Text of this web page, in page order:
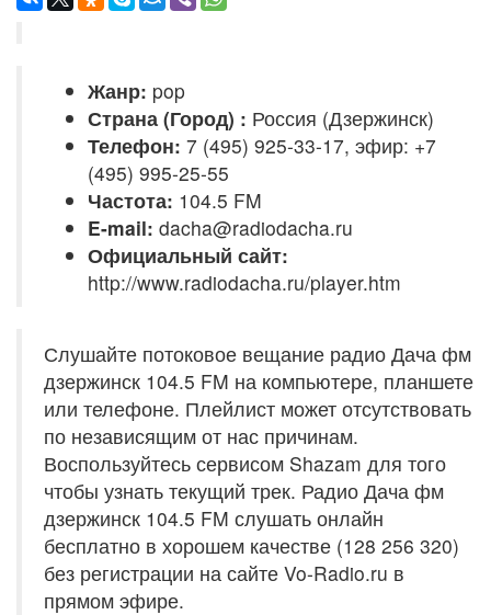
Жанр: pop
Страна (Город) : Россия (Дзержинск)
Телефон: 7 (495) 925-33-17, эфир: +7
(495) 995-25-55
Частота: 104.5 FM
E-mail: dacha@radiodacha.ru
Официальный сайт:
http://www.radiodacha.ru/player.htm
Слушайте потоковое вещание радио Дача фм
дзержинск 104.5 FM на компьютере, планшете
или телефоне. Плейлист может отсутствовать
по независящим от нас причинам.
Воспользуйтесь сервисом Shazam для того
чтобы узнать текущий трек. Радио Дача фм
дзержинск 104.5 FM слушать онлайн
бесплатно в хорошем качестве (128 256 320)
без регистрации на сайте Vo-Radio.ru в
прямом эфире.